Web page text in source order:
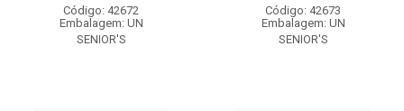
Código: 42672
Embalagem: UN
SENIOR'S
Código: 42673
Embalagem: UN
SENIOR'S